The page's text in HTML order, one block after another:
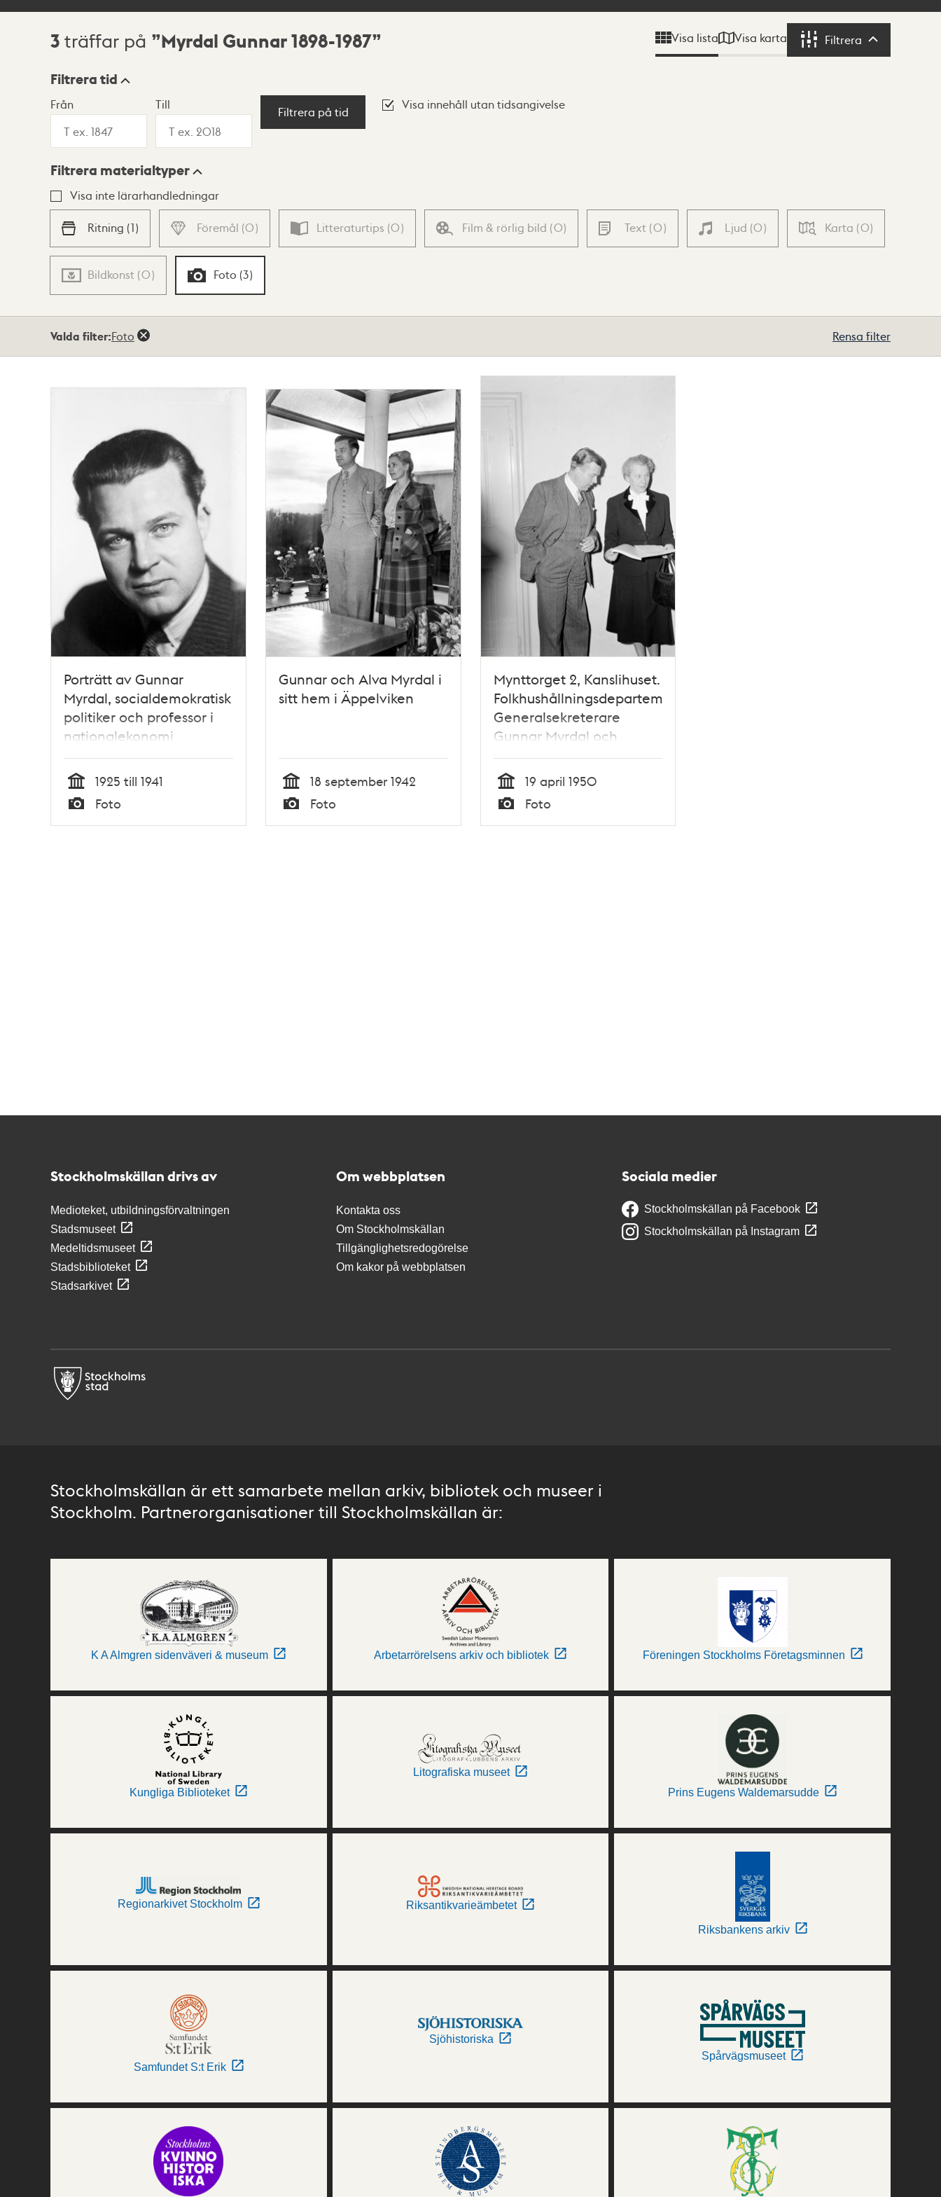
Sökresultat
3 träffar på Myrdal Gunnar 1898-1987 Visa lista Visa karta Filtrera Filtrera
Visningsläge
Lista Karta
Filtrera tid
Från Till
Filtrera på tid
Visa innehåll utan tidsangivelse
Filtrera materialtyper
Visa inte lärarhandledningar
Ritning (1) Föremål (0) Litteraturtips (0) Film & rörlig bild (0) Text (0) Ljud (0) Karta (0)
Bildkonst (0) Foto (3)
Valda filter:Foto Rensa filter
Porträtt av Gunnar
Myrdal, socialdemokratisk
politiker och professor i
nationalekonomi
Tid
1925 till 1941
Typ
Foto
Gunnar och Alva Myrdal i
sitt hem i Äppelviken
Tid
18 september 1942
Typ
Foto
Mynttorget 2, Kanslihuset.
Folkhushållningsdepartementets
Generalsekreterare
Gunnar Myrdal och
Statsrådet Karin Kock
Tid
19 april 1950
Typ
Foto
Stockholmskällan drivs av
Medioteket, utbildningsförvaltningen
Stadsmuseet
Medeltidsmuseet
Stadsbiblioteket
Stadsarkivet
Om webbplatsen
Kontakta oss
Om Stockholmskällan
Tillgänglighetsredogörelse
Om kakor på webbplatsen
Sociala medier
Stockholmskällan på Facebook
Stockholmskällan på Instagram
Stockholmskällan är ett samarbete mellan arkiv, bibliotek och museer i
Stockholm. Partnerorganisationer till Stockholmskällan är:
K A Almgren sidenväveri & museum Arbetarrörelsens arkiv och bibliotek Föreningen Stockholms Företagsminnen
Kungliga Biblioteket
Litografiska museet
Prins Eugens Waldemarsudde
Regionarkivet Stockholm Riksantikvarieämbetet
Riksbankens arkiv
Samfundet S:t Erik
Sjöhistoriska
Spårvägsmuseet